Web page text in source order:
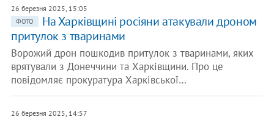
26 березня 2025, 15:05
ФОТО
На Харківщині росіяни атакували дроном
притулок з тваринами
Ворожий дрон пошкодив притулок з тваринами, яких
врятували з Донеччини та Харківщини. Про це
повідомляє прокуратура Харківської…
26 березня 2025, 14:57